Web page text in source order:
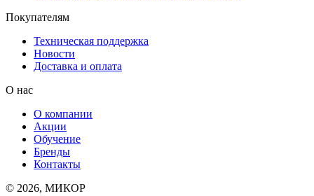
Покупателям
Техническая поддержка
Новости
Доставка и оплата
О нас
О компании
Акции
Обучение
Бренды
Контакты
© 2026, МИКОР